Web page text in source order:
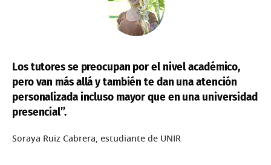
Los tutores se preocupan por el nivel académico,
pero van más allá y también te dan una atención
personalizada incluso mayor que en una universidad
presencial”.
Soraya Ruiz Cabrera, estudiante de UNIR